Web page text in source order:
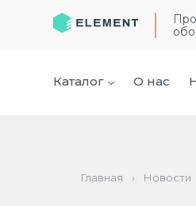
Каталог О нас
Главная › Новости